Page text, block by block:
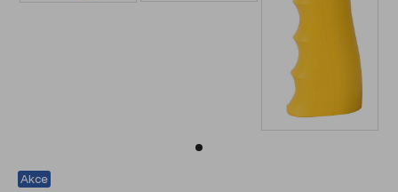
Akce